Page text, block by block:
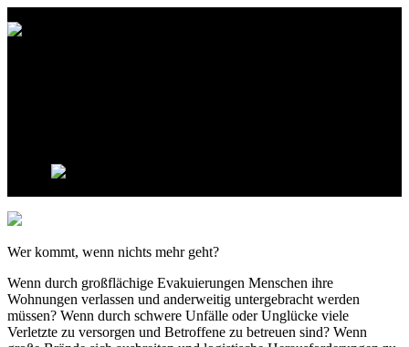
Wer kommt, wenn nichts mehr geht?
Wenn durch großflächige Evakuierungen Menschen ihre
Wohnungen verlassen und anderweitig untergebracht werden
müssen? Wenn durch schwere Unfälle oder Unglücke viele
Verletzte zu versorgen und Betroffene zu betreuen sind? Wenn